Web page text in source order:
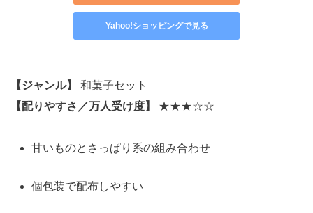
Yahoo!ショッピングで見る
【ジャンル】
和菓子セット
【配りやすさ／万人受け度】
★★★☆☆
甘いものとさっぱり系の組み合わせ
個包装で配布しやすい